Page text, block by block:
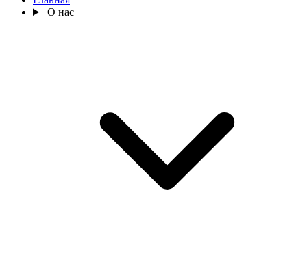
О нас